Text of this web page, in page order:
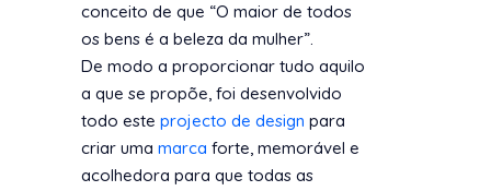
conceito de que “O maior de todos
os bens é a beleza da mulher”.
De modo a proporcionar tudo aquilo
a que se propõe, foi desenvolvido
todo este projecto de design para
criar uma marca forte, memorável e
acolhedora para que todas as